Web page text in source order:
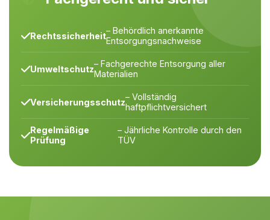
Rechtssicherheit– Behördlich anerkannte
Entsorgungsnachweise
Umweltschutz– Fachgerechte Entsorgung aller
Materialien
Versicherungsschutz– Vollständig
haftpflichtversichert
Regelmäßige
Prüfung
– Jährliche Kontrolle durch den
TÜV